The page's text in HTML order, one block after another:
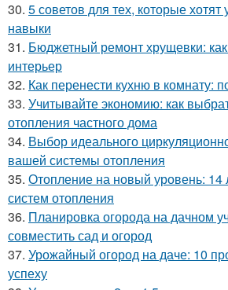
30. 5 советов для тех, которые хотят
навыки
31. Бюджетный ремонт хрущевки:
интерьер
32. Как перенести кухню в комнату:
33. Учитывайте экономию: как
отопления частного дома
34. Выбор идеального
вашей системы отопления
35. Отопление на новый уровень: 14
систем отопления
36. Планировка огорода на дачном
совместить сад и огород
37. Урожайный огород на даче: 10
успеху